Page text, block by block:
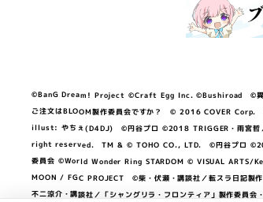
©BanG Dream! Project ©Craft Egg Inc. ©Bushiroad ©異
ご注文はBLOOM製作委員会ですか？ © 2016 COVER
illust: やちぇ(D4DJ) ©円谷プロ ©2018 TRIGGER・雨宮哲／
right reserved. TM & © TOHO CO., LTD. ©円谷プロ ©2021
委員会 ©World Wonder Ring STARDOM © VISUAL ARTS/
MOON / FGC PROJECT ©柴・伏瀬・講談社／転スラ日記
不二涼介・講談社／「シャングリラ・フロンティア」製作委